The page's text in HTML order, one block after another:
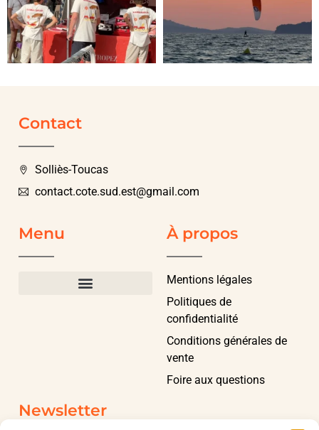
Contact
Solliès-Toucas
contact.cote.sud.est@gmail.com
Menu À propos
Mentions légales
Politiques de
confidentialité
Conditions générales de
vente
Foire aux questions
Newsletter